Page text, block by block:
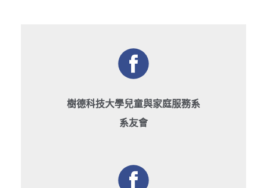
樹德科技大學兒童與家庭服務系
系友會